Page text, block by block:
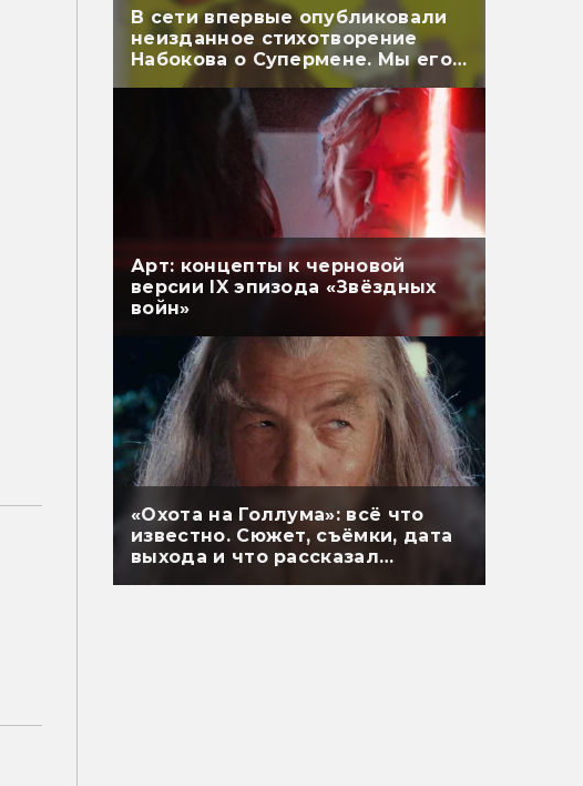
В сети впервые опубликовали
неизданное стихотворение
Набокова о Супермене. Мы его
перевели
Арт: концепты к черновой
версии IX эпизода «Звёздных
войн»
«Охота на Голлума»: всё что
известно. Сюжет, съёмки, дата
выхода и что рассказал